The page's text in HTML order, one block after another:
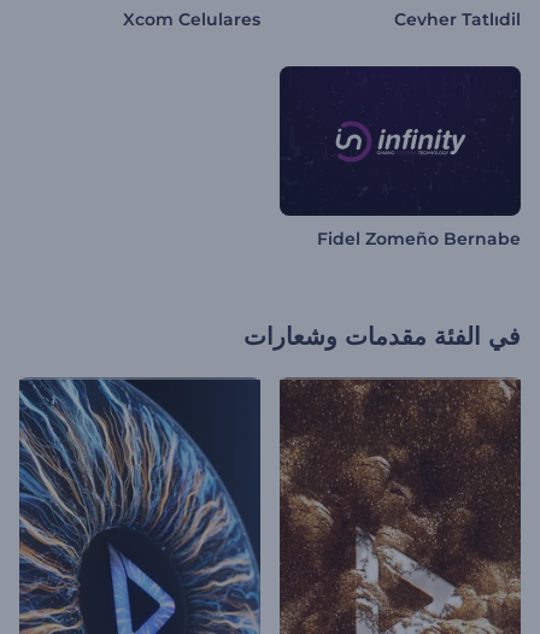
Cevher Tatlıdil
Xcom Celulares
Fidel Zomeño Bernabe
في الفئة مقدمات وشعارات